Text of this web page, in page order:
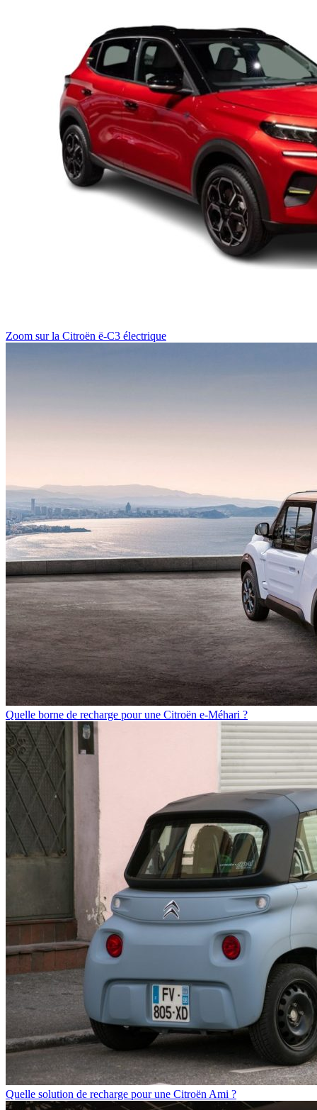
Zoom sur la Citroën ë-C3 électrique
Quelle borne de recharge pour une Citroën e-Méhari ?
Quelle solution de recharge pour une Citroën Ami ?